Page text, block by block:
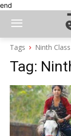
end
Tags Ninth
Tag: